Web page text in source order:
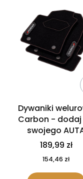
Dywaniki
Carbon -
swojego
189,99 zł
154,46 zł